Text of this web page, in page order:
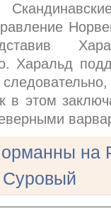
Харальд
в этом
на